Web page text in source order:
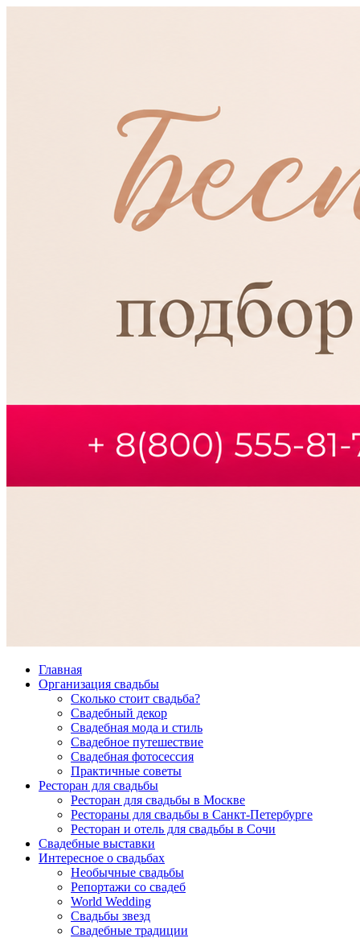
Главная
Организация свадьбы
Сколько стоит свадьба?
Свадебный декор
Свадебная мода и стиль
Свадебное путешествие
Свадебная фотосессия
Практичные советы
Ресторан для свадьбы
Ресторан для свадьбы в Москве
Рестораны для свадьбы в Санкт-Петербурге
Ресторан и отель для свадьбы в Сочи
Свадебные выставки
Интересное о свадьбах
Необычные свадьбы
Репортажи со свадеб
World Wedding
Свадьбы звезд
Свадебные традиции